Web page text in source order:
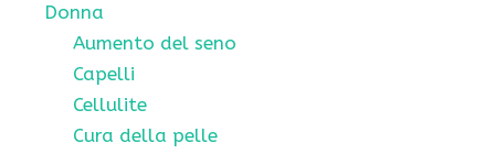
Donna
Aumento del seno
Capelli
Cellulite
Cura della pelle